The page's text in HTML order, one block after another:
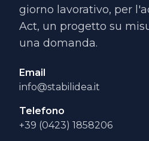
giorno lavorativo, per
Act, un progetto su
una domanda.
Email
info@stabilidea.it
Telefono
+39 (0423) 1858206